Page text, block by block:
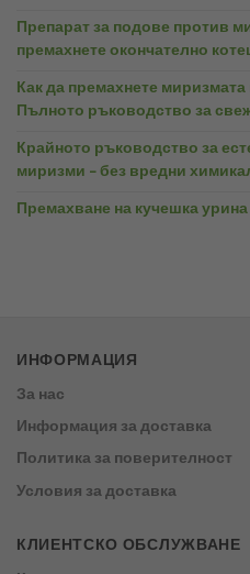
Препарат за подове против
премахнете окончателно
Как да премахнете
Пълното ръководство за
Крайното ръководство за
миризми – без вредни
Премахване на кучешка
ИНФОРМАЦИЯ
За нас
Информация за доставка
Политика за поверителност
Условия за доставка
КЛИЕНТСКО ОБСЛУЖВАНЕ